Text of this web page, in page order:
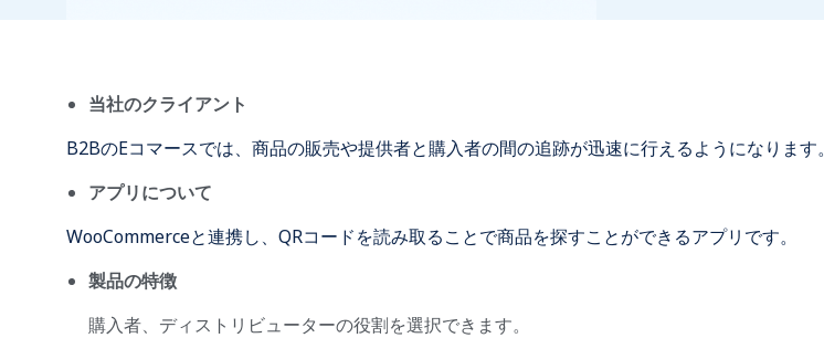
当社のクライアント
B2BのEコマースでは、商品の販売や提供者と購入者の間の追跡が迅速に行えるようになります。
アプリについて
WooCommerceと連携し、QRコードを読み取ることで商品を探すことができるアプリです。
製品の特徴
購入者、ディストリビューターの役割を選択できます。